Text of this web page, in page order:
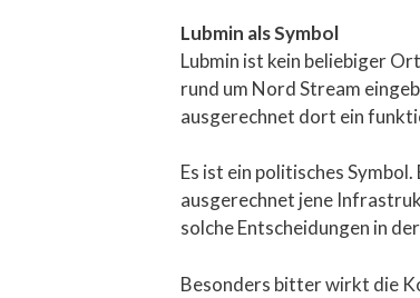
Lubmin als Symbol
Lubmin ist kein beliebiger
rund um Nord Stream
ausgerechnet dort ein
Es ist ein politisches
ausgerechnet jene
solche Entscheidungen in
Besonders bitter wirkt die